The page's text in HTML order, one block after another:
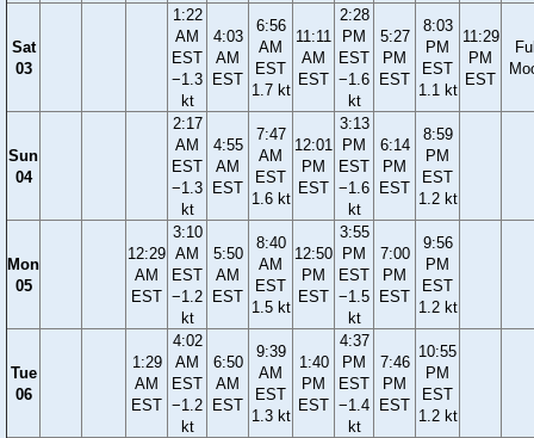
Sat
03
1:22
AM
EST
−1.3
kt
4:03
AM
EST
6:56
AM
EST
1.7 kt
11:11
AM
EST
2:28
PM
EST
−1.6
kt
5:27
PM
EST
8:03
PM
EST
1.1 kt
11:29
PM
EST
Sun
04
2:17
AM
EST
−1.3
kt
4:55
AM
EST
7:47
AM
EST
1.6 kt
12:01
PM
EST
3:13
PM
EST
−1.6
kt
6:14
PM
EST
8:59
PM
EST
1.2 kt
Mon
05
12:29
AM
EST
3:10
AM
EST
−1.2
kt
5:50
AM
EST
8:40
AM
EST
1.5 kt
12:50
PM
EST
3:55
PM
EST
−1.5
kt
7:00
PM
EST
9:56
PM
EST
1.2 kt
Tue
06
1:29
AM
EST
4:02
AM
EST
−1.2
kt
6:50
AM
EST
9:39
AM
EST
1.3 kt
1:40
PM
EST
4:37
PM
EST
−1.4
kt
7:46
PM
EST
10:55
PM
EST
1.2 kt